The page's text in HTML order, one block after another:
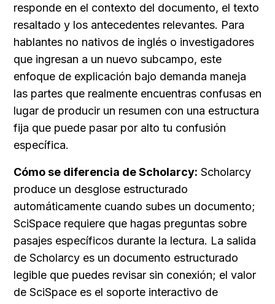
responde en el contexto del documento, el texto
resaltado y los antecedentes relevantes. Para
hablantes no nativos de inglés o investigadores
que ingresan a un nuevo subcampo, este
enfoque de explicación bajo demanda maneja
las partes que realmente encuentras confusas en
lugar de producir un resumen con una estructura
fija que puede pasar por alto tu confusión
específica.
Cómo se diferencia de Scholarcy: Scholarcy
produce un desglose estructurado
automáticamente cuando subes un documento;
SciSpace requiere que hagas preguntas sobre
pasajes específicos durante la lectura. La salida
de Scholarcy es un documento estructurado
legible que puedes revisar sin conexión; el valor
de SciSpace es el soporte interactivo de